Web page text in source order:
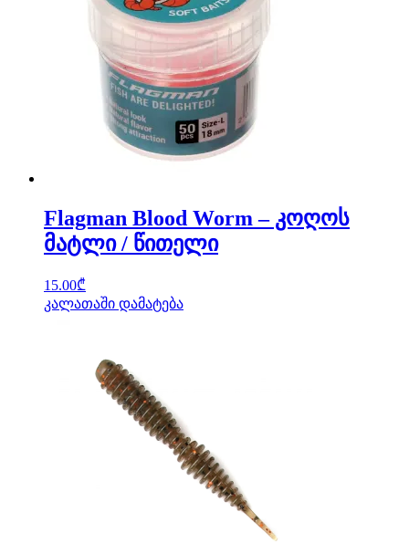
Flagman Blood Worm – კოღოს
მატლი / წითელი
15.00₾
კალათაში დამატება